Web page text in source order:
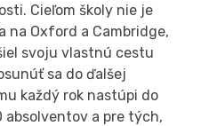
Cieľom školy nie je
na Oxford a Cambridge,
svoju vlastnú cestu
sa do ďalšej
každý rok nastúpi do
absolventov a pre tých,